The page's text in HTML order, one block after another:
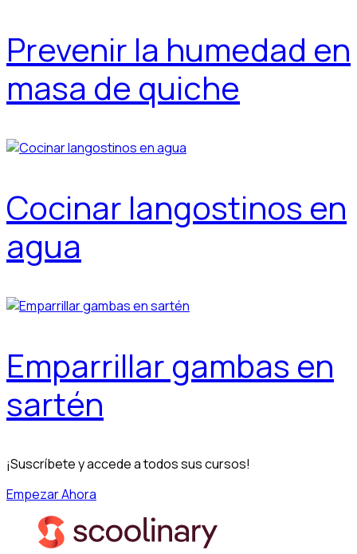
Prevenir la humedad en
masa de quiche
Cocinar langostinos en
agua
Emparrillar gambas en
sartén
¡Suscríbete y accede a todos sus cursos!
Empezar Ahora